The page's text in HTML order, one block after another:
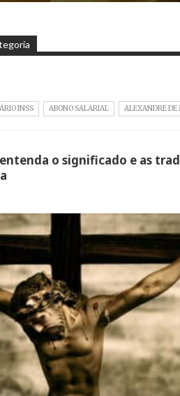
INSS ABONO SALARIAL ALEXANDRE DE
o significado e as